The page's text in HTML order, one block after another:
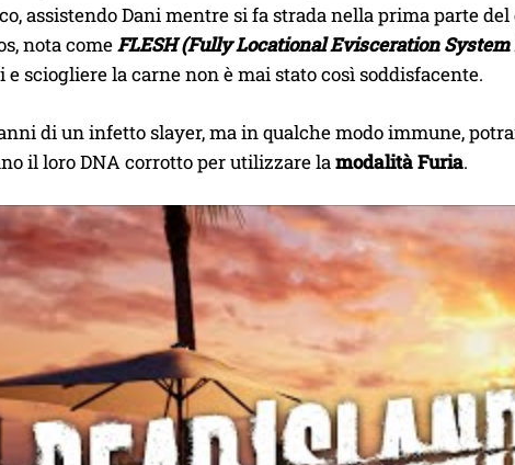
assistendo Dani mentre si fa strada nella prima parte del
nota comeFLESH (Fully Locational Evisceration
e sciogliere la carne non è mai stato così soddisfacente.
di un infetto slayer, ma in qualche modo immune,
il loro DNA corrotto per utilizzare lamodalità Furia.